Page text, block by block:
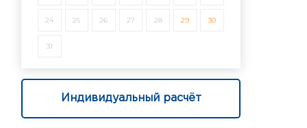
24 25 26 27 28 29 30
31
Индивидуальный расчёт